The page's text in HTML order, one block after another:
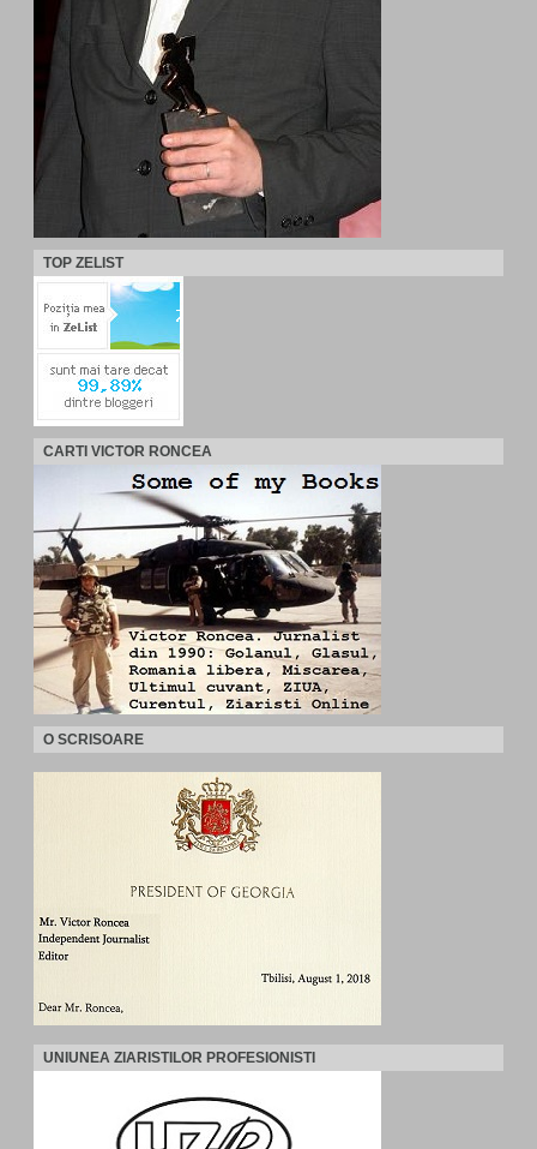
TOP ZELIST
CARTI VICTOR RONCEA
O SCRISOARE
UNIUNEA ZIARISTILOR PROFESIONISTI